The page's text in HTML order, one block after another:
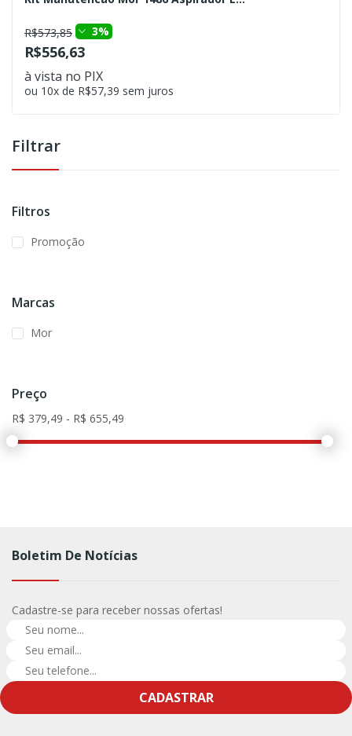
R$573,85 3%
R$556,63
à vista no PIX
ou 10x de R$57,39 sem juros
Filtrar
Filtros
Promoção
Marcas
Mor
Preço
Boletim De Notícias
Cadastre-se para receber nossas ofertas!
CADASTRAR